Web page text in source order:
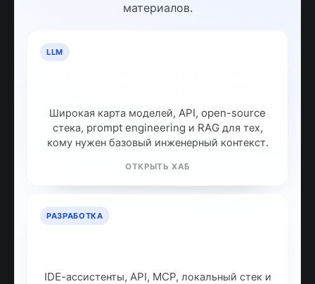
материалов.
LLM
Широкая карта моделей, API, open-source
стека, prompt engineering и RAG для тех,
кому нужен базовый инженерный контекст.
ОТКРЫТЬ ХАБ
РАЗРАБОТКА
IDE-ассистенты, API, MCP, локальный стек и